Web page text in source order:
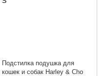
Подстилка подушка для
кошек и собак Harley & Cho